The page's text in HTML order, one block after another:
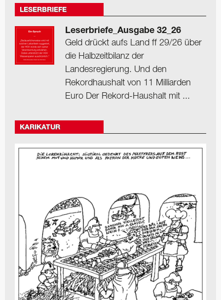
LESERBRIEFE
Leserbriefe_Ausgabe 32_26
Geld drückt aufs Land ff 29/26 über
die Halbzeitbilanz der
Landesregierung. Und den
Rekordhaushalt von 11 Milliarden
Euro Der Rekord-Haushalt mit ...
KARIKATUR